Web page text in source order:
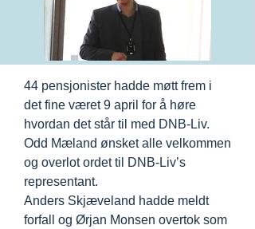
44 pensjonister hadde møtt frem i
det fine været 9 april for å høre
hvordan det står til med DNB-Liv.
Odd Mæland ønsket alle velkommen
og overlot ordet til DNB-Liv’s
representant.
Anders Skjæveland hadde meldt
forfall og Ørjan Monsen overtok som